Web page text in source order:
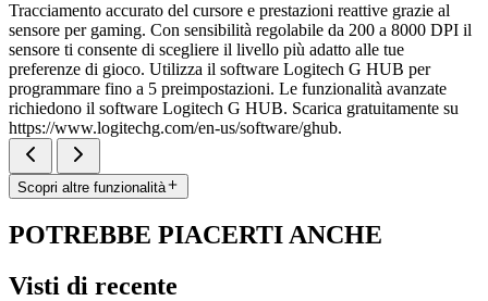
Tracciamento accurato del cursore e prestazioni reattive grazie al
sensore per gaming. Con sensibilità regolabile da 200 a 8000 DPI il
sensore ti consente di scegliere il livello più adatto alle tue
preferenze di gioco. Utilizza il software Logitech G HUB per
programmare fino a 5 preimpostazioni. Le funzionalità avanzate
richiedono il software Logitech G HUB. Scarica gratuitamente su
https://www.logitechg.com/en-us/software/ghub.
Scopri altre funzionalità
POTREBBE PIACERTI ANCHE
Visti di recente